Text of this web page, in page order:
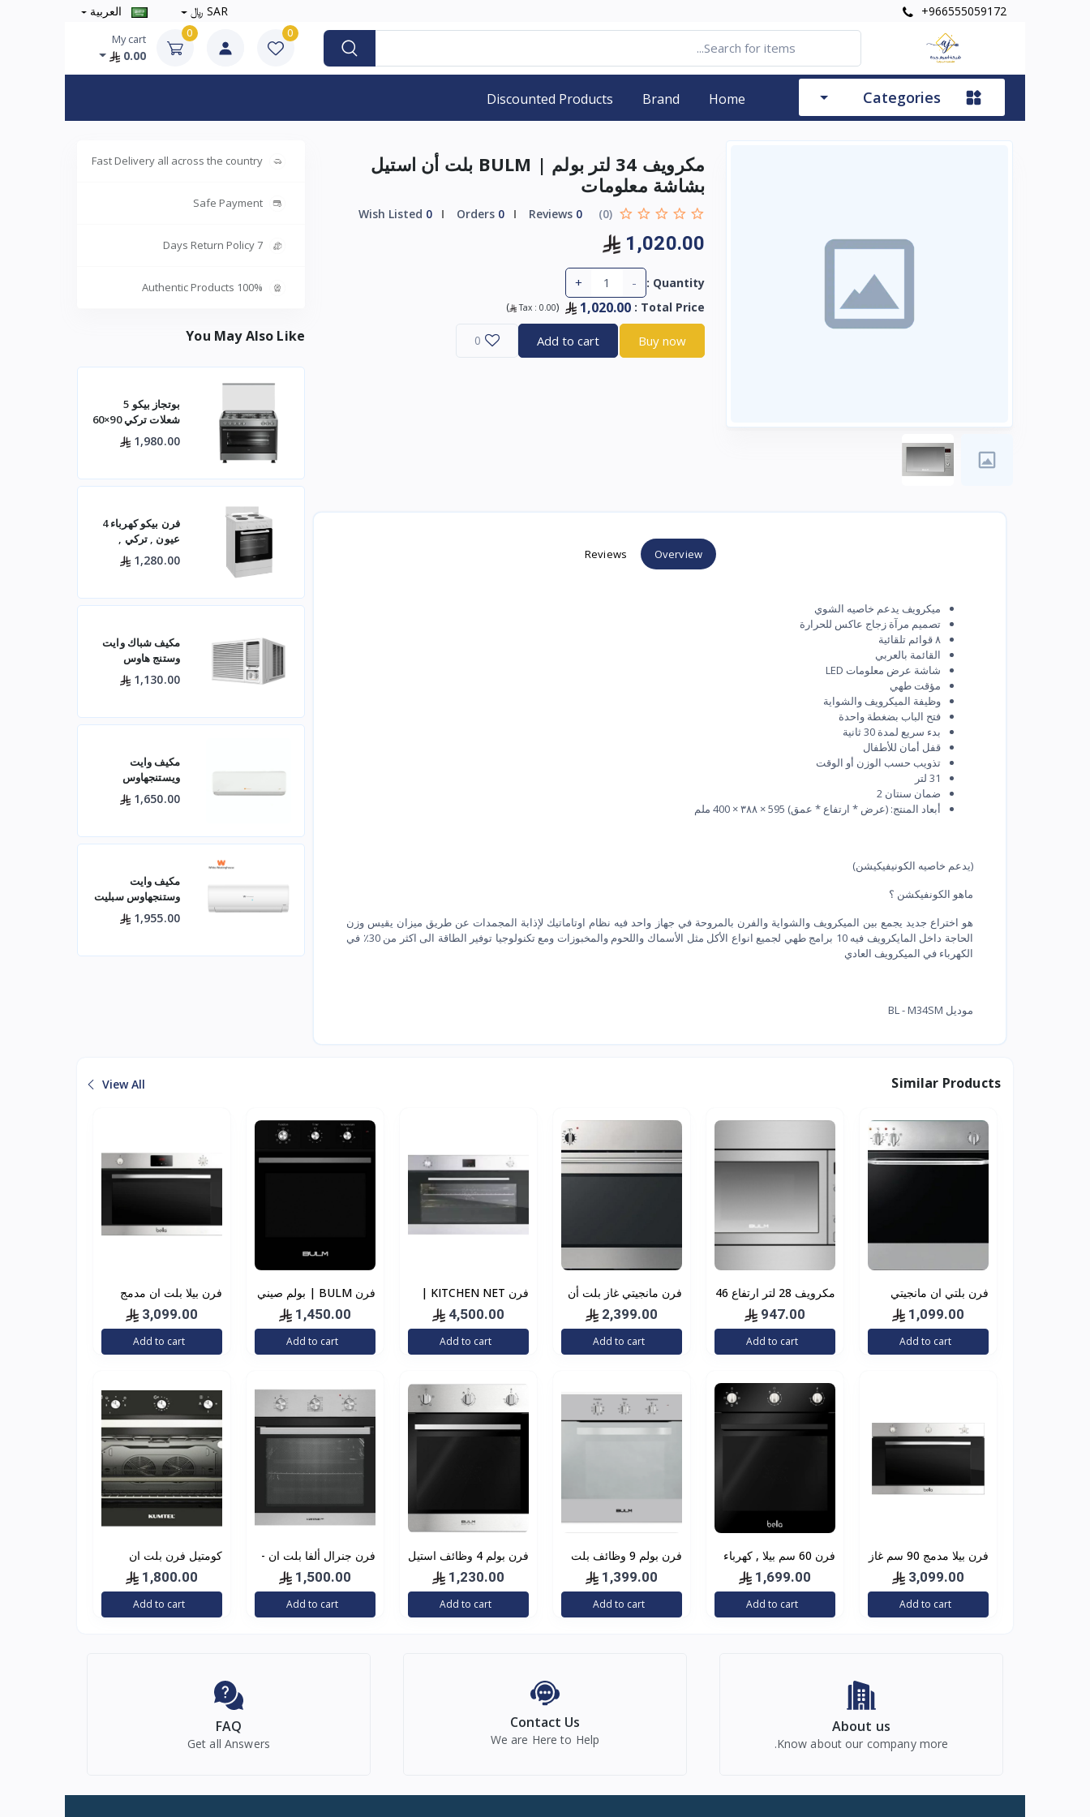
+966555059172 SAR ﷼ العربية
0
0
My cart
0.00
Categories
Home
Brand
Discounted Products
مكرويف 34 لتر بولم | BULM بلت أن استيل
بشاشة معلومات
(0)
0
0
0
1,020.00
Quantity :
-
+
Total Price
:
1,020.00
(
Tax : 0.00
)
Buy now
Add to cart
0
Overview
Reviews
ميكرويف يدعم خاصيه الشوي
تصمیم مرآة زجاج عاكس للحرارة
۸ قوائم تلقائية
القائمة بالعربي
شاشة عرض معلومات LED
مؤقت طهي
وظيفة الميكرويف والشواية
فتح الباب بضغطة واحدة
بدء سريع لمدة 30 ثانية
قفل أمان للأطفال
تذويب حسب الوزن أو الوقت
31 لتر
ضمان سنتان 2
أبعاد المنتج: (عرض * ارتفاع * عمق) 595 × ۳۸۸ × 400 ملم
(يدعم خاصيه الكونيفيكيشن)
ماهو الكونفيكشن ؟
هو اختراع جديد يجمع بين الميكرويف والشواية والفرن بالمروحة في جهاز واحد فيه نظام اوتاماتيك لإذابة المجمدات عن طريق ميزان يقيس وزن
الحاجة داخل المايكرويف فيه 10 برامج طهي لجميع انواع الأكل مثل الأسماك واللحوم والمخبوزات ومع تكنولوجيا توفير الطاقة الى اكثر من 30٪ في
الكهرباء في الميكرويف العادي
موديل BL - M34SM
Fast Delivery all across the country
Safe Payment
7 Days Return Policy
100% Authentic Products
You May Also Like
بوتجاز بيكو 5
شعلات تركي 90×60
ستيل مع مروحتين –
GG15120FXNS
1,980.00
فرن بيكو كهرباء 4
عيون , تركي ,
60×60 باب زجاجي
– أبيض- FBS 66000
1,280.00
مكيف شباك وايت
وستنج هاوس
(الجديد)
WWA20K22R
1,130.00
مكيف وايت
ويستنجهاوس
بارد
1,650.00
مكيف وايت
وستنجهاوس سبليت
24 بارد — 21400
وحدة موديل
لتبريد فعال للم
1,955.00
Similar Products
View All
فرن بلتي ان مانجيتي
60سم كهرباء 4 وظائف
استيل
1,099.00
Add to cart
مكرويف 28 لتر ارتفاع 46
سم بولم | BULM بلت
أن استيل بشاشة
معلومات
947.00
Add to cart
فرن مانجيتي غاز بلت أن
إيطالي 90 * 60 استيل2,399.00
Add to cart
فرن KITCHEN NET |
كتشن نت إيطالي كهربائي
بلت ان 90*60
4,500.00
Add to cart
فرن BULM | بولم صيني
1,450.00
Add to cart
فرن بيلا بلت ان مدمج
90سم 9 وظائف كهرباء
ايطالي
3,099.00
Add to cart
فرن بيلا مدمج 90 سم غاز
ايطالي3,099.00
Add to cart
فرن 60 سم بيلا , كهرباء
أسود 7 وظائف ايطالي1,699.00
Add to cart
فرن بولم 9 وظائف بلت
ان شريط مطلي BL111-
624
1,399.00
Add to cart
فرن بولم 4 وظائف استيل
- إيطالي1,230.00
Add to cart
فرن جنرال ألفا بلت ان -
60 سم - ستيل - موديل
A65ESRM
1,500.00
Add to cart
كومتيل فرن بلت ان
كهرباء 60×90 سم, 105
لتر, 8+1 برامج, قدرة
3250 واط, تركي, اسود
1,800.00
Add to cart
About us
Know about our company more.
Contact Us
We are Here to Help
FAQ
Get all Answers